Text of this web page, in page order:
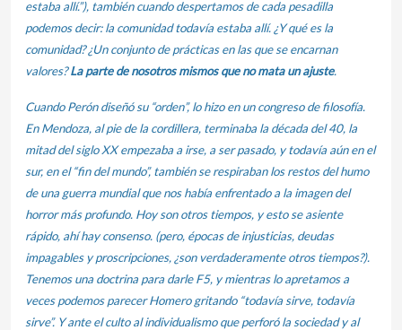
estaba allí.”), también cuando despertamos de cada pesadilla
podemos decir: la comunidad todavía estaba allí. ¿Y qué es la
comunidad? ¿Un conjunto de prácticas en las que se encarnan
valores?La parte de nosotros mismos que no mata un ajuste.
Cuando Perón diseñó su “orden”, lo hizo en un congreso de filosofía.
En Mendoza, al pie de la cordillera, terminaba la década del 40, la
mitad del siglo XX empezaba a irse, a ser pasado, y todavía aún en el
sur, en el “fin del mundo”, también se respiraban los restos del humo
de una guerra mundial que nos había enfrentado a la imagen del
horror más profundo. Hoy son otros tiempos, y esto se asiente
rápido, ahí hay consenso. (pero, épocas de injusticias, deudas
impagables y proscripciones, ¿son verdaderamente otros tiempos?).
Tenemos una doctrina para darle F5, y mientras lo apretamos a
veces podemos parecer Homero gritando “todavía sirve, todavía
sirve”. Y ante el culto al individualismo que perforó la sociedad y al